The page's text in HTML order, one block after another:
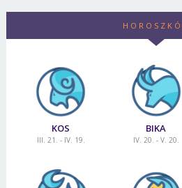
KOS
III. 21. - IV. 19.
BIKA
IV. 20. - V. 20.